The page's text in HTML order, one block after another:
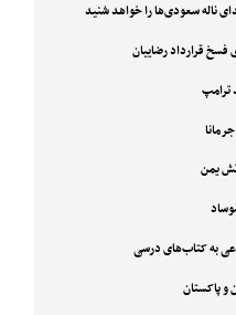
ناله سعودی‌ها را خواهد شنید
قرارداد رضاییان
ترامپ
یمن
به کتاب‌های درسی
و پاکستان